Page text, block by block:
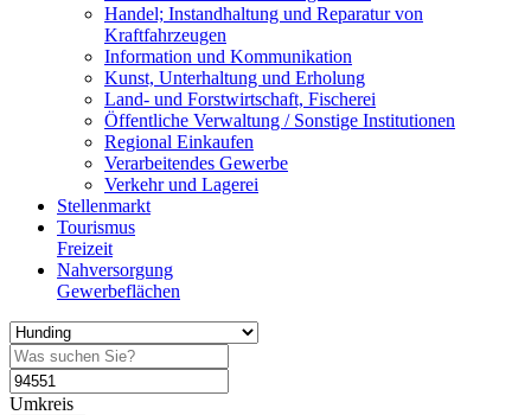
Handel; Instandhaltung und Reparatur von
Kraftfahrzeugen
Information und Kommunikation
Kunst, Unterhaltung und Erholung
Land- und Forstwirtschaft, Fischerei
Öffentliche Verwaltung / Sonstige Institutionen
Regional Einkaufen
Verarbeitendes Gewerbe
Verkehr und Lagerei
Stellenmarkt
Tourismus
Freizeit
Nahversorgung
Gewerbeflächen
Umkreis